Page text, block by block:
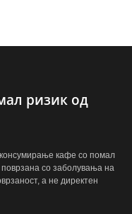
ризик од
кафе со помал
со заболувања на
а не директен